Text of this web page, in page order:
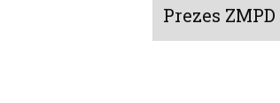
Prezes ZMPD